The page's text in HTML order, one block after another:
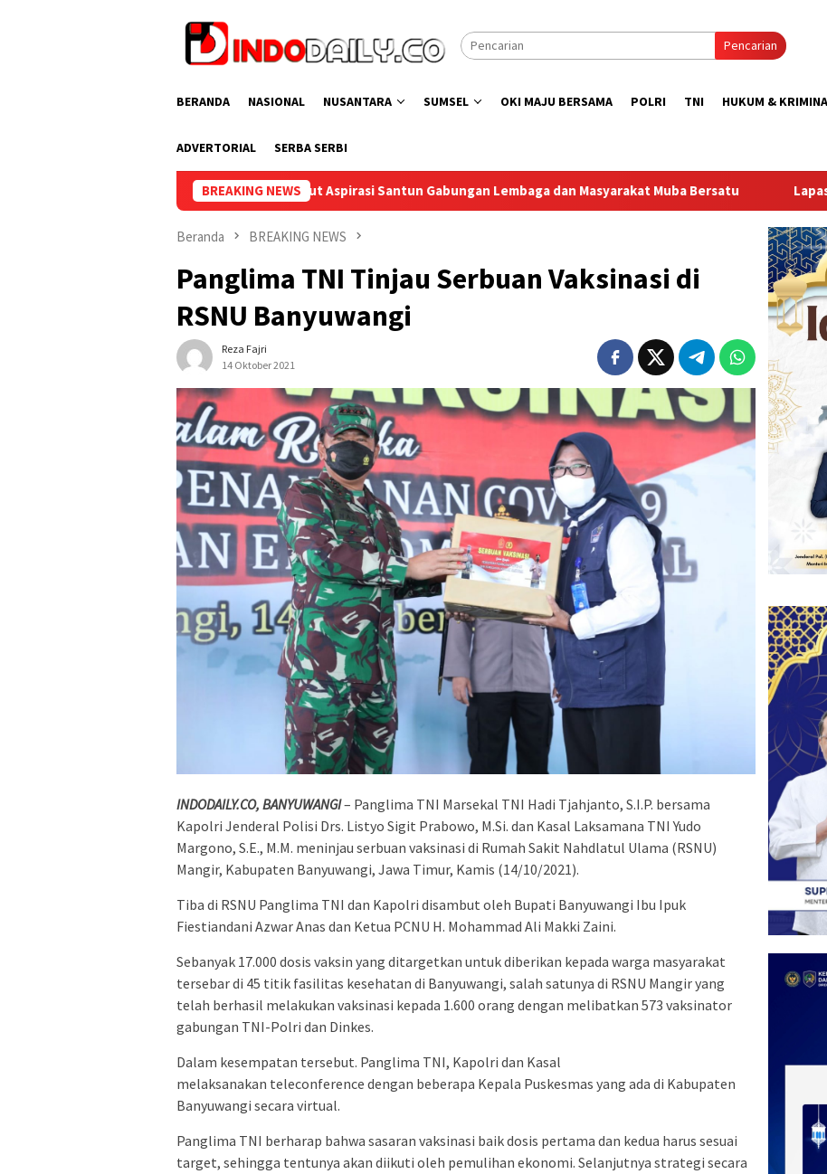
Pencarian
BERANDA NASIONAL NUSANTARA SUMSEL OKI MAJU BERSAMA POLRI TNI HUKUM &
ADVERTORIAL SERBA SERBI
BREAKING NEWS
Muba Sambut Aspirasi Santun Gabungan Lembaga dan Masyarakat Muba Bersatu Lapas Muara Enim Gelar Bakti Sosial
Beranda BREAKING NEWS
Panglima TNI Tinjau Serbuan Vaksinasi di
RSNU Banyuwangi
Reza Fajri
14 Oktober 2021
INDODAILY.CO, BANYUWANGI– Panglima TNI Marsekal TNI Hadi Tjahjanto, S.I.P. bersama
Kapolri Jenderal Polisi Drs. Listyo Sigit Prabowo, M.Si. dan Kasal Laksamana TNI Yudo
Margono, S.E., M.M. meninjau serbuan vaksinasi di Rumah Sakit Nahdlatul Ulama (RSNU)
Mangir, Kabupaten Banyuwangi, Jawa Timur, Kamis (14/10/2021).
Tiba di RSNU Panglima TNI dan Kapolri disambut oleh Bupati Banyuwangi Ibu Ipuk
Fiestiandani Azwar Anas dan Ketua PCNU H. Mohammad Ali Makki Zaini.
Sebanyak 17.000 dosis vaksin yang ditargetkan untuk diberikan kepada warga masyarakat
tersebar di 45 titik fasilitas kesehatan di Banyuwangi, salah satunya di RSNU Mangir yang
telah berhasil melakukan vaksinasi kepada 1.600 orang dengan melibatkan 573 vaksinator
gabungan TNI-Polri dan Dinkes.
Dalam kesempatan tersebut. Panglima TNI, Kapolri dan Kasal
melaksanakan teleconference dengan beberapa Kepala Puskesmas yang ada di Kabupaten
Banyuwangi secara virtual.
Panglima TNI berharap bahwa sasaran vaksinasi baik dosis pertama dan kedua harus sesuai
target, sehingga tentunya akan diikuti oleh pemulihan ekonomi. Selanjutnya strategi secara